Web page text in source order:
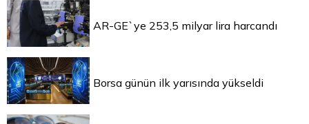
AR-GE`ye 253,5 milyar lira harcandı
Borsa günün ilk yarısında yükseldi